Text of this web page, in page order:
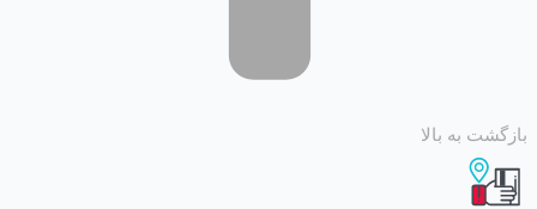
به بالا